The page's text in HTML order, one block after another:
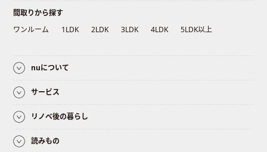
間取りから探す
ワンルーム
1LDK 2LDK 3LDK 4LDK 5LDK以上
nuについて
サービス
リノベ後の暮らし
読みもの